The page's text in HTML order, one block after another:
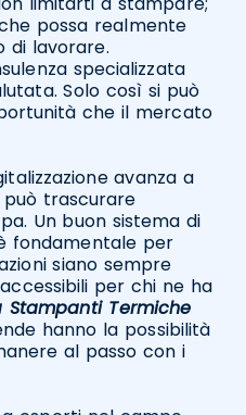
possa realmente
di lavorare.
specializzata
Solo così si può
che il mercato
avanza a
può trascurare
Un buon sistema di
fondamentale per
siano sempre
per chi ne ha
Stampanti Termiche
hanno la possibilità
al passo con i